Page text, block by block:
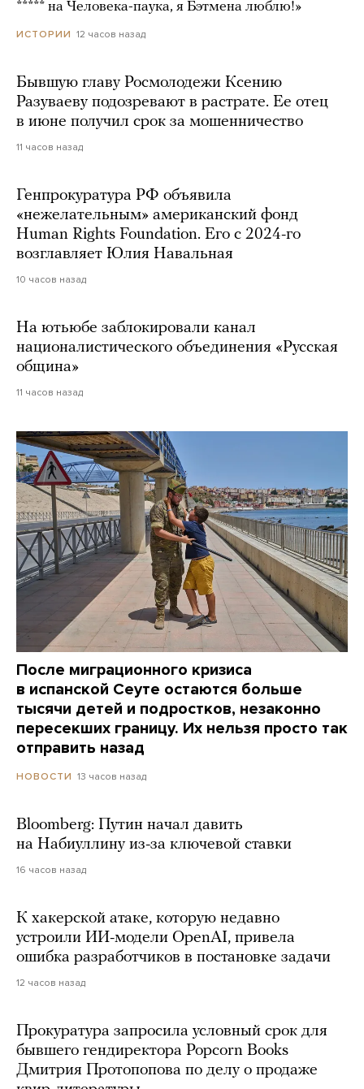
***** на Человека-паука, я Бэтмена люблю!»
ИСТОРИИ 12 часов назад
Бывшую главу Росмолодежи Ксению
Разуваеву подозревают в растрате. Ее отец
в июне получил срок за мошенничество
11 часов назад
Генпрокуратура РФ объявила
«нежелательным» американский фонд
Human Rights Foundation. Его с 2024-го
возглавляет Юлия Навальная
10 часов назад
На ютьюбе заблокировали канал
националистического объединения «Русская
община»
11 часов назад
После миграционного кризиса
в испанской Сеуте остаются больше
тысячи детей и подростков, незаконно
пересекших границу. Их нельзя просто так
отправить назад
НОВОСТИ 13 часов назад
Bloomberg: Путин начал давить
на Набиуллину из-за ключевой ставки
16 часов назад
К хакерской атаке, которую недавно
устроили ИИ-модели OpenAI, привела
ошибка разработчиков в постановке задачи
12 часов назад
Прокуратура запросила условный срок для
бывшего гендиректора Popcorn Books
Дмитрия Протопопова по делу о продаже